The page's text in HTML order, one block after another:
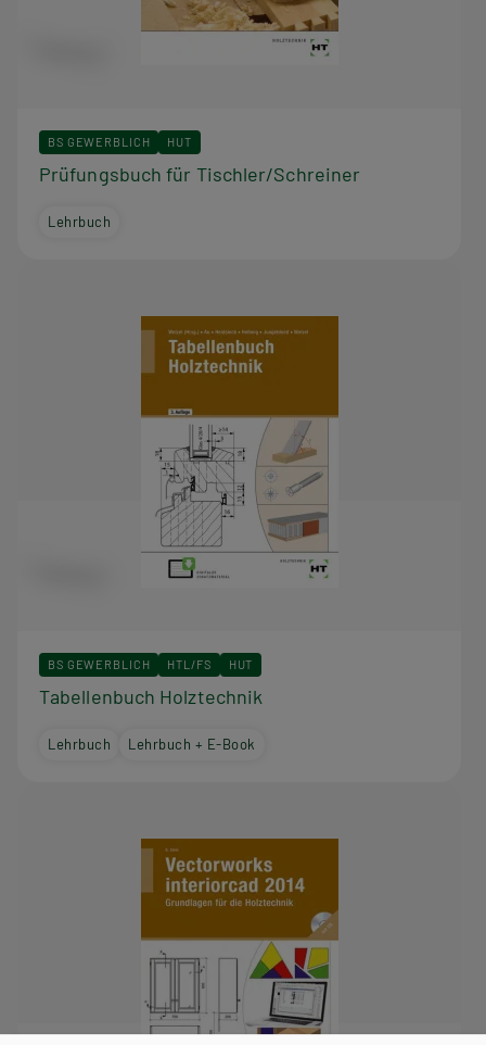
BS GEWERBLICH HUT
Prüfungsbuch für Tischler/Schreiner
Lehrbuch
BS GEWERBLICH HTL/FS HUT
Tabellenbuch Holztechnik
Lehrbuch Lehrbuch + E-Book